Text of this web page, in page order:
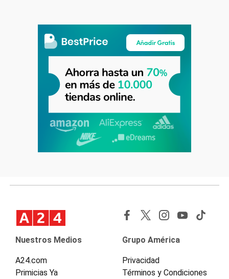
Nuestros Medios
A24.com
Primicias Ya
Grupo América
Privacidad
Términos y Condiciones